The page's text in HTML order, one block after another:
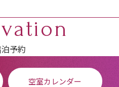
予約
空室カレンダー